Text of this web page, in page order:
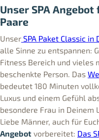
Unser SPA
Paare
Unser SPA Paket Classic in
alle Sinne zu entspannen:
Fitness Bereich und vieles
beschenkte Person. Das
bedeutet 180 Minuten
Luxus und einem Gefühl
besondere Frau in Deinem
Liebe Männer, auch für
Angebot vorbereitet: Das